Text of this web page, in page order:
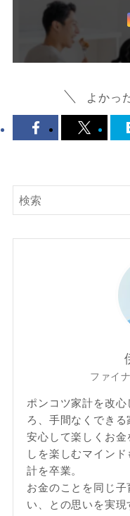
よかっ
ファイ
ポンコツ家計を改心
ろ、手間なくできる
安心して楽しくお
しを楽しむマイン
計を卒業。
お金のことを同じ
い、との思いを実現